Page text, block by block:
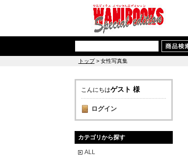
トップ> 女性写真集
こんにちはゲスト 様
ログイン
カテゴリから探す
ALL